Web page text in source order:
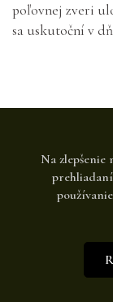
Na zlepšenie
poľovnej zveri
sa uskutoční v